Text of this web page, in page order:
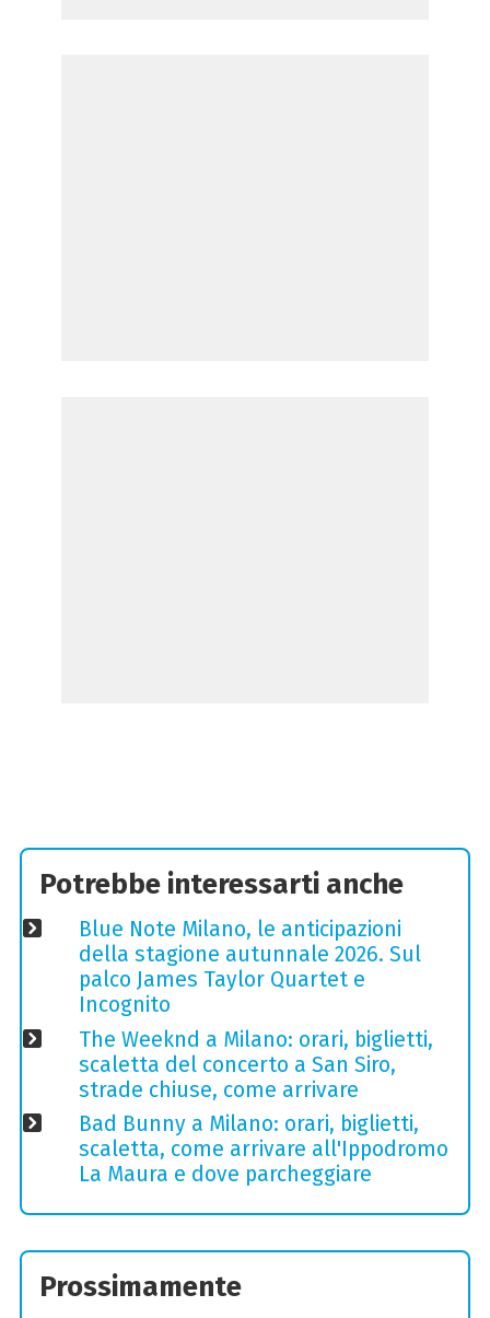
Potrebbe interessarti anche
Blue Note Milano, le anticipazioni
della stagione autunnale 2026. Sul
palco James Taylor Quartet e
Incognito
The Weeknd a Milano: orari, biglietti,
scaletta del concerto a San Siro,
strade chiuse, come arrivare
Bad Bunny a Milano: orari, biglietti,
scaletta, come arrivare all'Ippodromo
La Maura e dove parcheggiare
Prossimamente